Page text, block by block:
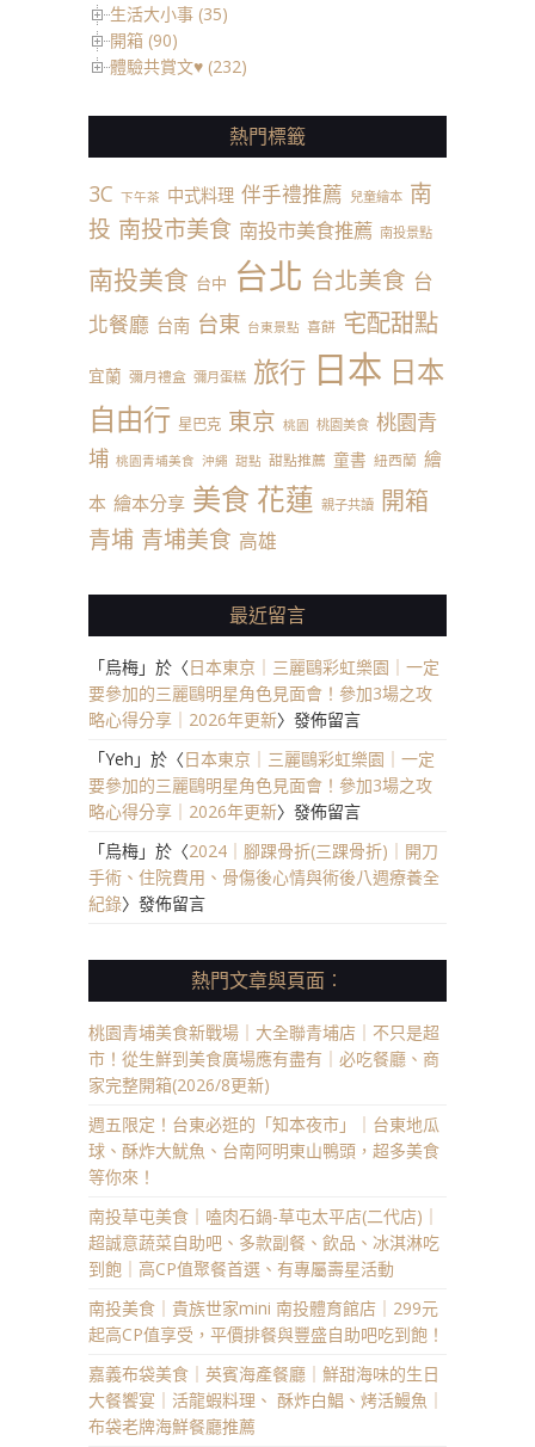
生活大小事 (35)
開箱 (90)
體驗共賞文♥ (232)
熱門標籤
3C 下午茶 中式料理 伴手禮推薦 兒童繪本 南
投 南投市美食 南投市美食推薦 南投景點
南投美食 台中 台北 台北美食 台
北餐廳 台南 台東 台東景點 喜餅 宅配甜點
宜蘭 彌月禮盒 彌月蛋糕 旅行 日本 日本
自由行 星巴克 東京 桃園 桃園美食 桃園青
埔 桃園青埔美食 沖繩 甜點 甜點推薦 童書 紐西蘭 繪
本 繪本分享 美食 花蓮 親子共讀 開箱
青埔 青埔美食 高雄
最近留言
「烏梅」於〈日本東京｜三麗鷗彩虹樂園｜一定
要參加的三麗鷗明星角色見面會！參加3場之攻
略心得分享｜2026年更新〉發佈留言
「Yeh 」於〈日本東京｜三麗鷗彩虹樂園｜一定
要參加的三麗鷗明星角色見面會！參加3場之攻
略心得分享｜2026年更新〉發佈留言
「烏梅」於〈2024｜腳踝骨折(三踝骨折)｜開刀
手術、住院費用、骨傷後心情與術後八週療養全
紀錄〉發佈留言
熱門文章與頁面︰
桃園青埔美食新戰場｜大全聯青埔店｜不只是超
市！從生鮮到美食廣場應有盡有｜必吃餐廳、商
家完整開箱(2026/8更新)
週五限定！台東必逛的「知本夜市」｜台東地瓜
球、酥炸大魷魚、台南阿明東山鴨頭，超多美食
等你來！
南投草屯美食｜嗑肉石鍋-草屯太平店(二代店)｜
超誠意蔬菜自助吧、多款副餐、飲品、冰淇淋吃
到飽｜高CP值聚餐首選、有專屬壽星活動
南投美食｜貴族世家mini 南投體育館店｜299元
起高CP值享受，平價排餐與豐盛自助吧吃到飽！
嘉義布袋美食｜英賓海產餐廳｜鮮甜海味的生日
大餐饗宴｜活龍蝦料理、 酥炸白鯧、烤活鰻魚｜
布袋老牌海鮮餐廳推薦